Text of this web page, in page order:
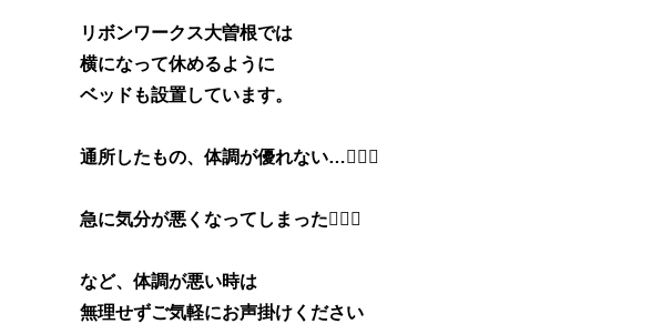
リボンワークス大曽根では
横になって休めるように
ベッドも設置しています。
通所したもの、体調が優れない…🤦🏻‍♂️
急に気分が悪くなってしまった🤦🏻‍♀️
など、体調が悪い時は
無理せずご気軽にお声掛けください